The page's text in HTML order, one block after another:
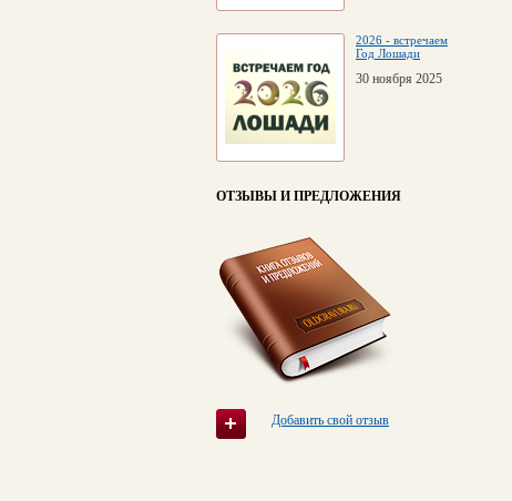
2026 - встречаем
Год Лошади
30 ноября 2025
ОТЗЫВЫ И ПРЕДЛОЖЕНИЯ
Добавить свой отзыв